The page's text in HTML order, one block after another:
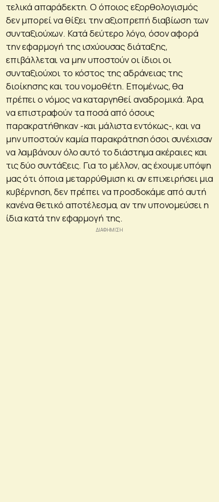
τελικά απαράδεκτη. Ο όποιος εξορθολογισμός
δεν μπορεί να θίξει την αξιοπρεπή διαβίωση των
συνταξιούχων. Κατά δεύτερο λόγο, όσον αφορά
την εφαρμογή της ισχύουσας διάταξης,
επιβάλλεται να μην υποστούν οι ίδιοι οι
συνταξιούχοι το κόστος της αδράνειας της
διοίκησης και του νομοθέτη. Επομένως, θα
πρέπει ο νόμος να καταργηθεί αναδρομικά. Άρα,
να επιστραφούν τα ποσά από όσους
παρακρατήθηκαν -και μάλιστα εντόκως-, και να
μην υποστούν καμία παρακράτηση όσοι συνέχισαν
να λαμβάνουν όλο αυτό το διάστημα ακέραιες και
τις δύο συντάξεις. Για το μέλλον, ας έχουμε υπόψη
μας ότι όποια μεταρρύθμιση κι αν επιχειρήσει μια
κυβέρνηση, δεν πρέπει να προσδοκάμε από αυτή
κανένα θετικό αποτέλεσμα, αν την υπονομεύσει η
ίδια κατά την εφαρμογή της.